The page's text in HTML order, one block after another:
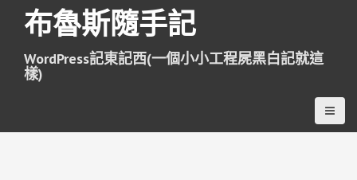
布魯斯隨手記
WordPress記東記西(一個小小工程屍黑白記就這
樣)